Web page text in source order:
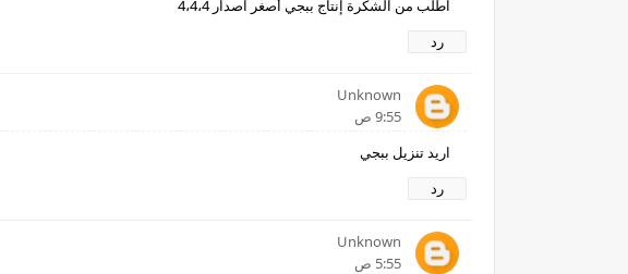
اطلب من الشكرة إنتاج ببجي أصغر اصدار 4،4،4
رد
Unknown
9:55 ص
اريد تنزيل ببجي
رد
Unknown
5:55 ص